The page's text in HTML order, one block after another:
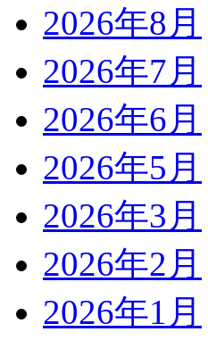
2026年8月
2026年7月
2026年6月
2026年5月
2026年3月
2026年2月
2026年1月